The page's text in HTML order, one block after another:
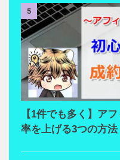
5
【1件でも多く】ア
率を上げる3つの方法